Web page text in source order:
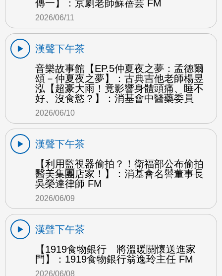
傳一】：京劇老師蘇蓓芸 FM
2026/06/11
漢聲下午茶
音樂故事館【EP.5仲夏夜之夢：孟德爾
頌－仲夏夜之夢】：古典吉他老師楊昱
泓【超豪大雨！竟影響身體頭痛、睡不
好、沒食慾？】：消基會中醫藥委員
2026/06/10
漢聲下午茶
【利用監視器偷拍？！衛福部公布偷拍
醫美集團店家！】：消基會名譽董事長
吳榮達律師 FM
2026/06/09
漢聲下午茶
【1919食物銀行 將溫暖關懷送進家
門】：1919食物銀行翁逸玲主任 FM
2026/06/08